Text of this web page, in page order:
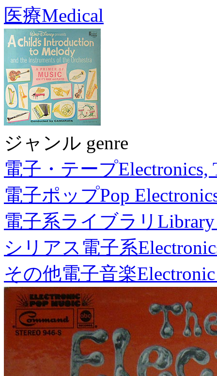
医療Medical
ジャンル genre
電子・テープElectronics,
電子ポップPop
電子系ライブラリ
シリアス電子系
その他電子音楽